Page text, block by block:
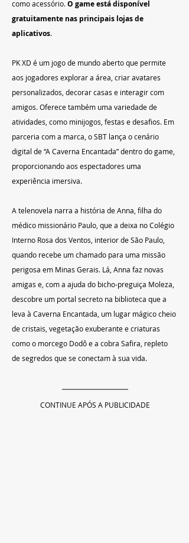
como acessório. O game está disponível
gratuitamente nas principais lojas de
aplicativos.
PK XD é um jogo de mundo aberto que permite
aos jogadores explorar a área, criar avatares
personalizados, decorar casas e interagir com
amigos. Oferece também uma variedade de
atividades, como minijogos, festas e desafios. Em
parceria com a marca, o SBT lança o cenário
digital de “A Caverna Encantada” dentro do game,
proporcionando aos espectadores uma
experiência imersiva.
A telenovela narra a história de Anna, filha do
médico missionário Paulo, que a deixa no Colégio
Interno Rosa dos Ventos, interior de São Paulo,
quando recebe um chamado para uma missão
perigosa em Minas Gerais. Lá, Anna faz novas
amigas e, com a ajuda do bicho-preguiça Moleza,
descobre um portal secreto na biblioteca que a
leva à Caverna Encantada, um lugar mágico cheio
de cristais, vegetação exuberante e criaturas
como o morcego Dodô e a cobra Safira, repleto
de segredos que se conectam à sua vida.
CONTINUE APÓS A PUBLICIDADE